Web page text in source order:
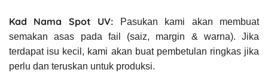
Kad Nama Spot UV: Pasukan kami akan membuat
semakan asas pada fail (saiz, margin & warna). Jika
terdapat isu kecil, kami akan buat pembetulan ringkas jika
perlu dan teruskan untuk produksi.